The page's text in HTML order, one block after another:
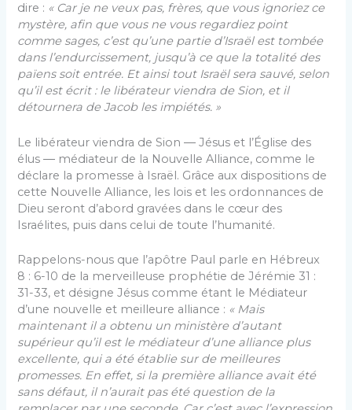
dire : « Car je ne veux pas, frères, que vous ignoriez ce
mystère, afin que vous ne vous regardiez point
comme sages, c’est qu’une partie d’Israël est tombée
dans l’endurcissement, jusqu’à ce que la totalité des
païens soit entrée. Et ainsi tout Israël sera sauvé, selon
qu’il est écrit : le libérateur viendra de Sion, et il
détournera de Jacob les impiétés. »
Le libérateur viendra de Sion ― Jésus et l’Église des
élus ― médiateur de la Nouvelle Alliance, comme le
déclare la promesse à Israël. Grâce aux dispositions de
cette Nouvelle Alliance, les lois et les ordonnances de
Dieu seront d’abord gravées dans le cœur des
Israélites, puis dans celui de toute l’humanité.
Rappelons-nous que l’apôtre Paul parle en Hébreux
8 : 6-10 de la merveilleuse prophétie de Jérémie 31 :
31-33, et désigne Jésus comme étant le Médiateur
d’une nouvelle et meilleure alliance : « Mais
maintenant il a obtenu un ministère d’autant
supérieur qu’il est le médiateur d’une alliance plus
excellente, qui a été établie sur de meilleures
promesses. En effet, si la première alliance avait été
sans défaut, il n’aurait pas été question de la